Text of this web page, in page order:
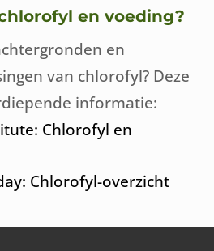
en voeding?
en
van chlorofyl? Deze
informatie:
Chlorofyl en
Chlorofyl-overzicht